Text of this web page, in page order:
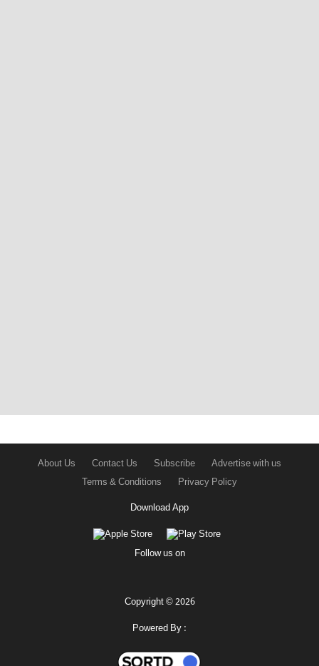
About Us Contact Us Subscribe
Advertise with us
Terms & Conditions
Privacy Policy
Download App
Follow us on
Copyright © 2026
Powered By :